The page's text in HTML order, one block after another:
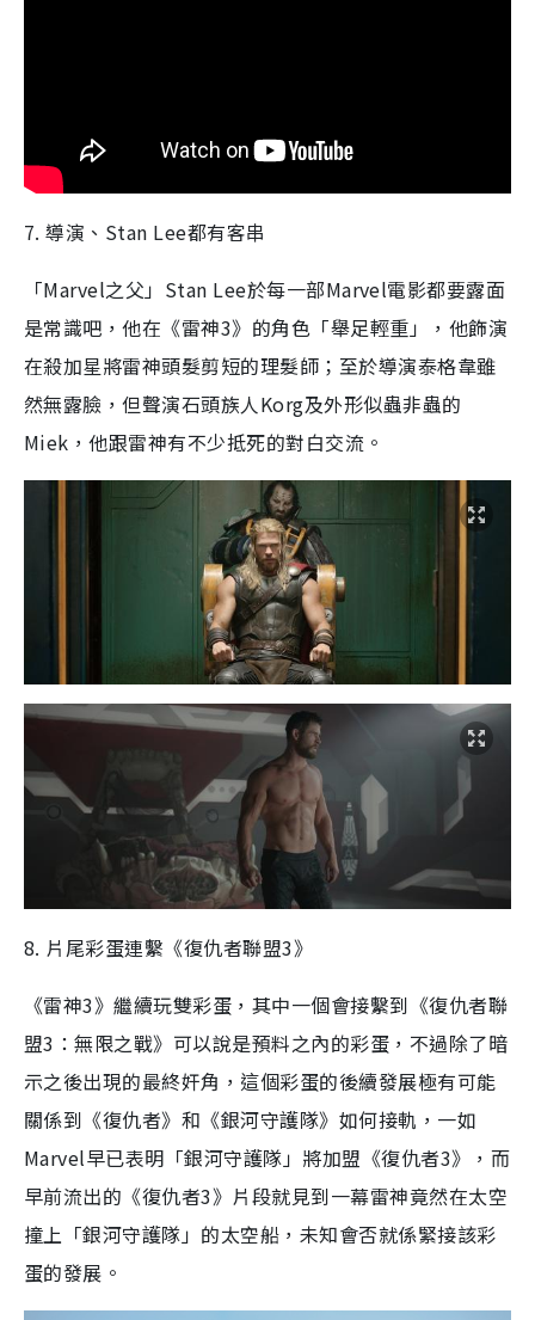
7. 導演、Stan Lee都有客串
「Marvel之父」Stan Lee於每一部Marvel電影都要露面
是常識吧，他在《雷神3》的角色「舉足輕重」，他飾演
在殺加星將雷神頭髮剪短的理髮師；至於導演泰格韋雖
然無露臉，但聲演石頭族人Korg及外形似蟲非蟲的
Miek，他跟雷神有不少抵死的對白交流。
8. 片尾彩蛋連繫《復仇者聯盟3》
《雷神3》繼續玩雙彩蛋，其中一個會接繫到《復仇者聯
盟3：無限之戰》可以說是預料之內的彩蛋，不過除了暗
示之後出現的最終奸角，這個彩蛋的後續發展極有可能
關係到《復仇者》和《銀河守護隊》如何接軌，一如
Marvel早已表明「銀河守護隊」將加盟《復仇者3》，而
早前流出的《復仇者3》片段就見到一幕雷神竟然在太空
撞上「銀河守護隊」的太空船，未知會否就係緊接該彩
蛋的發展。